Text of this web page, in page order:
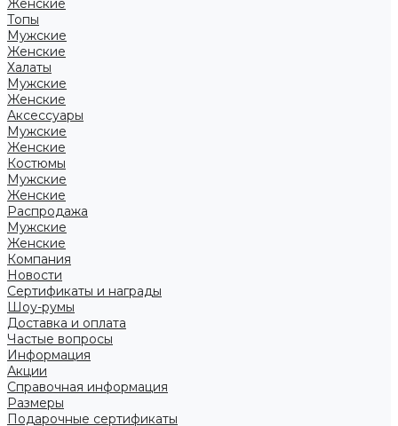
Женские
Топы
Мужские
Женские
Халаты
Мужские
Женские
Аксессуары
Мужские
Женские
Костюмы
Мужские
Женские
Распродажа
Мужские
Женские
Компания
Новости
Сертификаты и награды
Шоу-румы
Доставка и оплата
Частые вопросы
Информация
Акции
Справочная информация
Размеры
Подарочные сертификаты